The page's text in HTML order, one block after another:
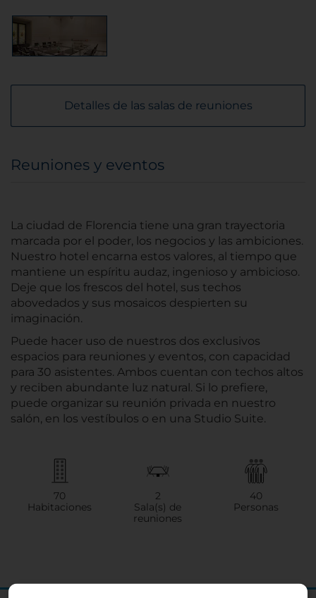
Detalles de las salas de reuniones
Reuniones y eventos
La ciudad de Florencia tiene una gran trayectoria
marcada por el poder, los negocios y las ambiciones.
Nuestro hotel encarna estos valores, al tiempo que
mantiene un espíritu audaz, ingenioso y ambicioso.
Deje que los frescos del hotel, sus techos
abovedados y sus mosaicos despierten su
imaginación.
Puede hacer uso de nuestros dos exclusivos
espacios para reuniones y eventos, con capacidad
para 30 asistentes. Ambos cuentan con techos altos
y reciben abundante luz natural. Si lo prefiere,
puede organizar su reunión privada en nuestro
salón, en los vestíbulos o en una Studio Suite.
70
Habitaciones
2
Sala(s) de
reuniones
40
Personas